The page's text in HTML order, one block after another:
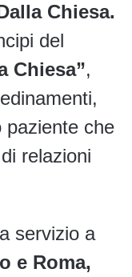
Chiesa.
del
Chiesa”,
paziente che
relazioni
servizio a
e Roma,